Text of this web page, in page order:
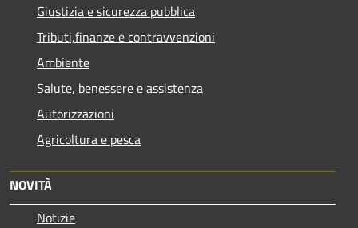
Giustizia e sicurezza pubblica
Tributi,finanze e contravvenzioni
Ambiente
Salute, benessere e assistenza
Autorizzazioni
Agricoltura e pesca
NOVITÀ
Notizie